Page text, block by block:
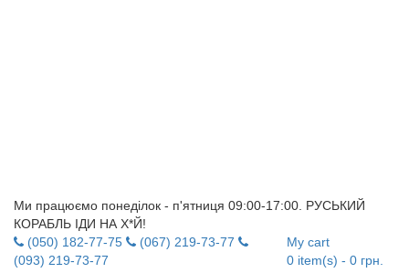
Ми працюємо понеділок - п'ятниця 09:00-17:00. РУСЬКИЙ
КОРАБЛЬ ІДИ НА Х*Й!
(050) 182-77-75
(067) 219-73-77
(093) 219-73-77
My cart
0item(s) - 0 грн.